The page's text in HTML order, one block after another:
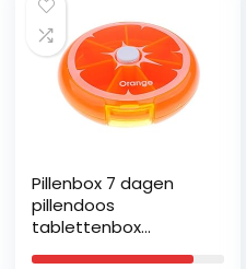
Pillenbox 7 dagen
pillendoos
tablettenbox